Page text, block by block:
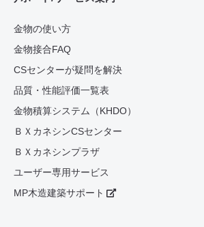
金物の使い方
金物接合FAQ
CSセンターが疑問を解決
品質・性能評価一覧表
金物積算システム（KHDO）
ＢＸカネシンCSセンター
ＢＸカネシンプラザ
ユーザー専用サービス
MP木造建築サポート